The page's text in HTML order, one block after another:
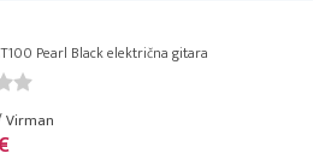
Pearl Black električna gitara
Virman